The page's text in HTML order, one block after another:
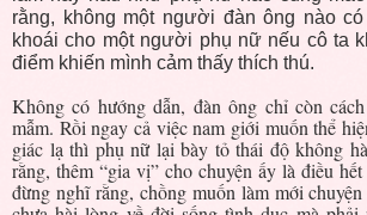
rằng, không một người đàn ông nào
khoái cho một người phụ nữ nếu cô ta
điểm khiến mình cảm thấy thích thú.
Không có hướng dẫn, đàn ông chỉ còn
mẫm. Rồi ngay cả việc nam giới muốn thể
giác lạ thì phụ nữ lại bày tỏ thái độ không
rằng, thêm “gia vị” cho chuyện ấy là điều
đừng nghĩ rằng, chồng muốn làm mới